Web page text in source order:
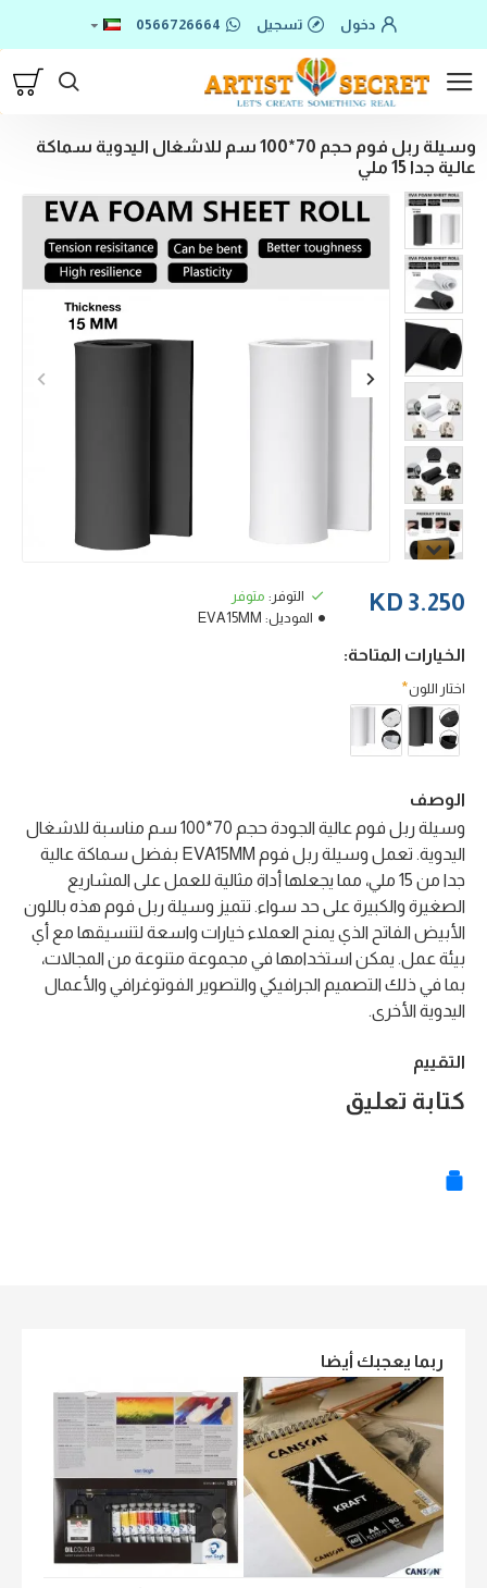
دخول تسجيل 0566726664
وسيلة ربل فوم حجم 70*100 سم للاشغال اليدوية سماكة
عالية جدا 15 ملي
3.250 KD التوفر: متوفر
الموديل: EVA15MM
الخيارات المتاحة:
اختار اللون
الوصف
وسيلة ربل فوم عالية الجودة حجم 70*100 سم مناسبة للاشغال
اليدوية. تعمل وسيلة ربل فوم EVA15MM بفضل سماكة عالية
جدا من 15 ملي، مما يجعلها أداة مثالية للعمل على المشاريع
الصغيرة والكبيرة على حد سواء. تتميز وسيلة ربل فوم هذه باللون
الأبيض الفاتح الذي يمنح العملاء خيارات واسعة لتنسيقها مع أي
بيئة عمل. يمكن استخدامها في مجموعة متنوعة من المجالات،
بما في ذلك التصميم الجرافيكي والتصوير الفوتوغرافي والأعمال
اليدوية الأخرى.
التقييم
كتابة تعليق
ربما يعجبك أيضا